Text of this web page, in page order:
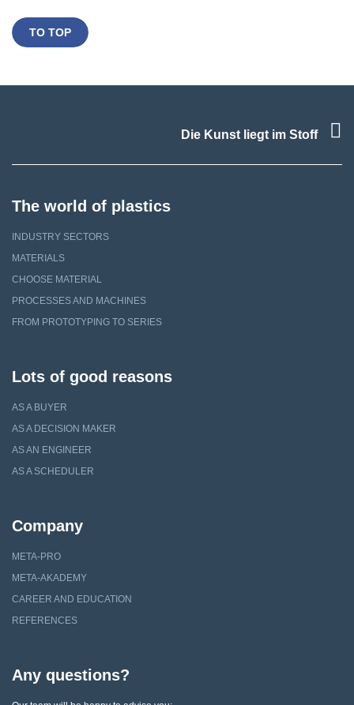
TO TOP
Die Kunst liegt im Stoff
The world of plastics
INDUSTRY SECTORS
MATERIALS
CHOOSE MATERIAL
PROCESSES AND MACHINES
FROM PROTOTYPING TO SERIES
Lots of good reasons
AS A BUYER
AS A DECISION MAKER
AS AN ENGINEER
AS A SCHEDULER
Company
META-PRO
META-AKADEMY
CAREER AND EDUCATION
REFERENCES
Any questions?